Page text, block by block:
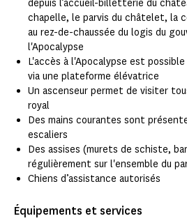
depuis l’accueil-billetterie du
chapelle, le parvis du châtelet, la
au rez-de-chaussée du logis du
l'Apocalypse
L'accès à l'Apocalypse est
via une plateforme élévatrice
Un ascenseur permet de visiter
royal
Des mains courantes sont
escaliers
Des assises (murets de schiste,
régulièrement sur l'ensemble du
Chiens d’assistance autorisés
Équipements et services